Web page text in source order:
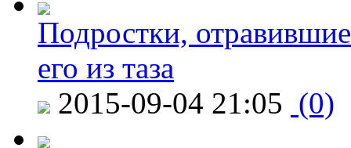
Подростки,
его из таза
2015-09-04 21:05 (0)